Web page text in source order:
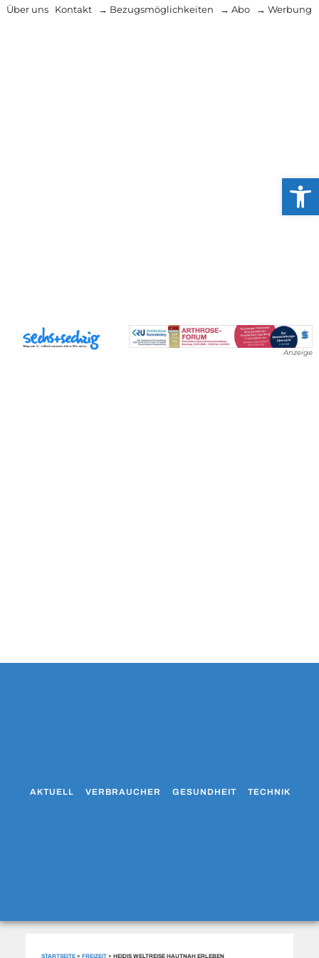
Über uns Kontakt → Bezugsmöglichkeiten → Abo → Werbung
Anzeige
AKTUELL VERBRAUCHER GESUNDHEIT TECHNIK
STARTSEITE »FREIZEIT »HEIDIS WELTREISE HAUTNAH ERLEBEN